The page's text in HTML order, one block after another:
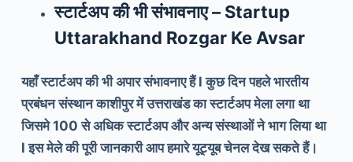
स्टार्टअप की भी संभावनाए – Startup
Uttarakhand Rozgar Ke Avsar
यहाँ स्टार्टअप की भी अपार संभावनाए हैं l कुछ दिन पहले भारतीय
प्रबंधन संस्थान काशीपुर में उत्तराखंड का स्टार्टअप मेला लगा था
जिसमे 100 से अधिक स्टार्टअप और अन्य संस्थाओं ने भाग लिया था
l इस मेले की पूरी जानकारी आप हमारे यूट्यूब चेनल देख सकते हैं।